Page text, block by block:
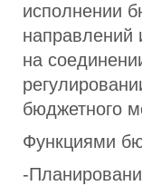
исполнении
направлений
на
бюджетного
Функциями
-